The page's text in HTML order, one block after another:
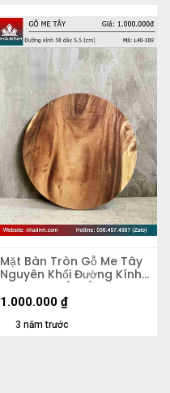
Mặt Bàn Tròn Gỗ Me Tây
Nguyên Khối Đường Kính
58 Dày 5,5 (cm)
3 năm trước
1.000.000 ₫